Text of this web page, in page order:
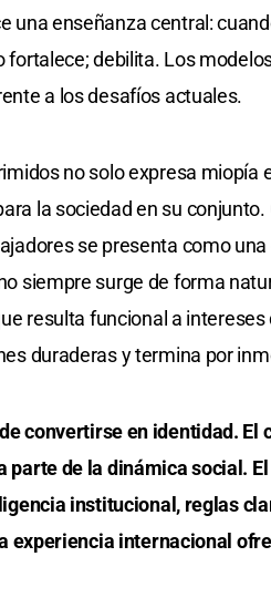
una enseñanza central:
fortalece; debilita. Los
a los desafíos actuales.
no solo expresa
la sociedad en su
se presenta como
siempre surge de forma
resulta funcional a intereses
duraderas y termina por
convertirse en identidad.
parte de la dinámica social.
institucional, reglas
experiencia internacional